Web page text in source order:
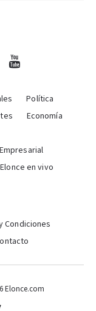
Política
Economía
Elonce en vivo
Condiciones
Elonce.com